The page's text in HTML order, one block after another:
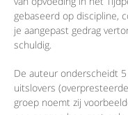
gebaseerd op discipline,
je aangepast gedrag
schuldig.
De auteur onderscheidt
uitslovers
groep noemt zij